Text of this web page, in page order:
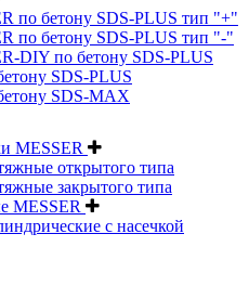
по бетону SDS-PLUS тип "+"
по бетону SDS-PLUS тип "-"
DIY по бетону SDS-PLUS
SDS-PLUS
SDS-MAX
MESSER
открытого типа
закрытого типа
MESSER
с насечкой